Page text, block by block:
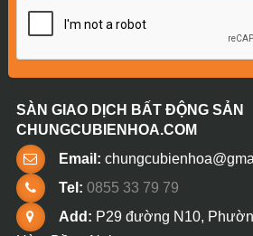
SÀN GIAO DỊCH BẤT ĐỘNG SẢN
CHUNGCUBIENHOA.COM
Email:
Tel: 0855 33 79 79
Add: P29 đường N10,